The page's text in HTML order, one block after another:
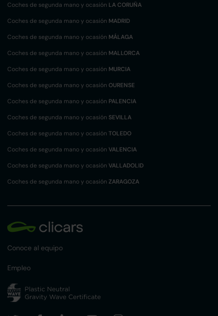
Coches de segunda mano y ocasión LA CORUÑA
Coches de segunda mano y ocasión MADRID
Coches de segunda mano y ocasión MÁLAGA
Coches de segunda mano y ocasión MALLORCA
Coches de segunda mano y ocasión MURCIA
Coches de segunda mano y ocasión OURENSE
Coches de segunda mano y ocasión PALENCIA
Coches de segunda mano y ocasión SEVILLA
Coches de segunda mano y ocasión TOLEDO
Coches de segunda mano y ocasión VALENCIA
Coches de segunda mano y ocasión VALLADOLID
Coches de segunda mano y ocasión ZARAGOZA
Conoce al equipo
Empleo